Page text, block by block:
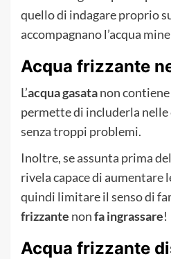
quello di indagare proprio
accompagnano l’acqua
Acqua frizzante
L’acqua gasatanon
permette di includerla
senza troppi problemi.
Inoltre, se assunta prima
rivela capace di aumentare
quindi limitare il senso di
frizzante nonfa ingrassare!
Acqua frizzante